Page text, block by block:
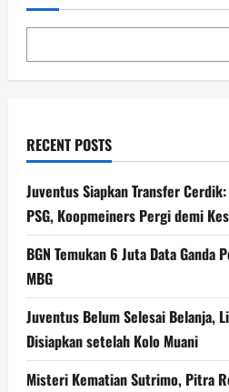
RECENT POSTS
Juventus Siapkan Transfer
PSG, Koopmeiners Pergi demi
BGN Temukan 6 Juta Data Ganda
MBG
Juventus Belum Selesai Belanja,
Disiapkan setelah Kolo Muani
Misteri Kematian Sutrimo, Pitra